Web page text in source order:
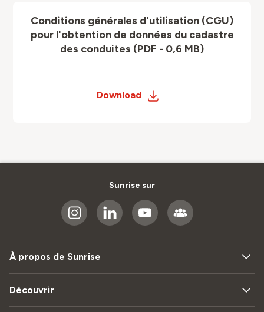
Conditions générales d'utilisation (CGU)
pour l'obtention de données du cadastre
des conduites (PDF - 0,6 MB)
Download
Sunrise sur
À propos de Sunrise
Découvrir